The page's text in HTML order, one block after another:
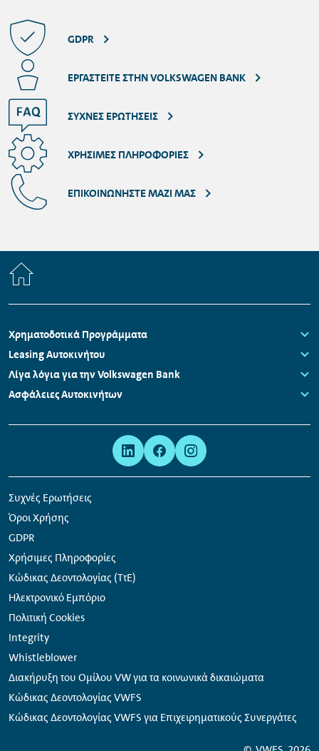
GDPR
ΕΡΓΑΣΤΕΊΤΕ ΣΤΗΝ VOLKSWAGEN BANK
ΣΥΧΝΈΣ ΕΡΩΤΉΣΕΙΣ
ΧΡΉΣΙΜΕΣ ΠΛΗΡΟΦΟΡΊΕΣ
ΕΠΙΚΟΙΝΩΝΉΣΤΕ ΜΑΖΊ ΜΑΣ
Πλοήγηση
υποσέλιδου
Χρηματοδοτικά Προγράμματα
Links:
Leasing Αυτοκινήτου
Links:
Λίγα λόγια για την Volkswagen Bank
Links:
Ασφάλειες Αυτοκινήτων
Συχνές Ερωτήσεις
Όροι Χρήσης
GDPR
Χρήσιμες Πληροφορίες
Κώδικας Δεοντολογίας (ΤτΕ)
Ηλεκτρονικό Εμπόριο
Πολιτική Cookies
Integrity
Whistleblower
Διακήρυξη του Ομίλου VW για τα κοινωνικά δικαιώματα
Κώδικας Δεοντολογίας VWFS
Κώδικας Δεοντολογίας VWFS για Επιχειρηματικούς Συνεργάτες
δικτύων